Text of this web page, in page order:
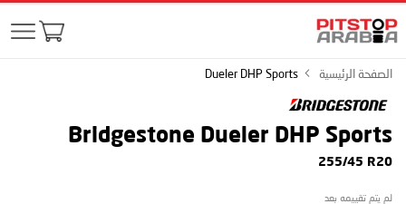
الصفحة الرئيسية Dueler DHP Sports
Bridgestone Dueler DHP Sports
255/45 R20
لم يتم تقييمه بعد